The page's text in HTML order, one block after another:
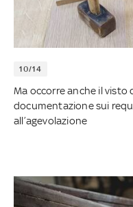
10/14
Ma occorre anche il
documentazione sui
all’agevolazione